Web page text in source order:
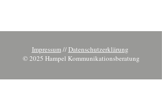
Impressum//Datenschutzerklärung
© 2025 Hampel Kommunikationsberatung